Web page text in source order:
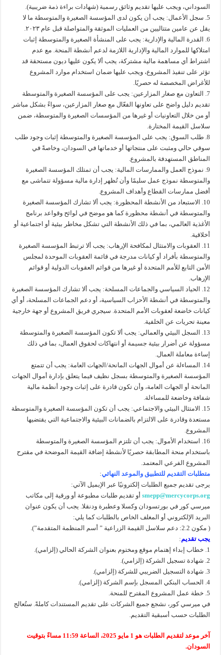
السوداني، ويجب عليها تقديم وثائق رسمية (شهادات براءة ذمة ضريبية).
5. سجل الأعمال: يجب أن يكون لدى المؤسسة الصغيرة والمتوسطة ما لا
يقل عن عامين متتاليين من العمليات الموثقة والمتواصلة قبل عام ٢٠٢٣.
6. القدرة المالية والإدارية: يجب على المنشأة الصغيرة والمتوسطة إثبات
امتلاكها للموارد المالية والإدارية اللازمة لدعم أنشطة المنحة. مع عدم
اشتراط أي مساهمة مالية مشتركة، يجب ألا يكون عليها ديون مستحقة قد
تؤثر على تنفيذ المشروع، ويجب عليها ضمان استخدام موارد المشروع
للأغراض المخصصة له حصريًا.
7. التعاون مع صغار المزارعين: يجب على المؤسسة الصغيرة والمتوسطة
تقديم دليل واضح على تعاونها الفعّال مع صغار المزارعين، سواءً بشكل مباشر
أو من خلال التعاونيات أو غيرها من المؤسسات الصغيرة والمتوسطة، ضمن
سلاسل القيمة المختارة.
8. طلب السوق: يجب على المؤسسة الصغيرة والمتوسطة إثبات وجود طلب
سوقي حالي ومثبت على منتجاتها أو خدماتها في السودان، وخاصةً في
المناطق المستهدفة بالمشروع.
9. نموذج العمل والممارسات المالية: يجب أن تمتلك المؤسسة الصغيرة
والمتوسطة نموذج عمل سليمًا وأن تُظهر إدارة مالية مسؤولة تتماشى مع
أفضل ممارسات القطاع وأهداف المشروع.
10. الاستبعاد من الأنشطة المحظورة: يجب ألا تشارك المؤسسة الصغيرة
والمتوسطة في أنشطة محظورة كما هو موضح في لوائح وقواعد برنامج
الأغذية العالمي، بما في ذلك الأنشطة التي تشكل مخاطر بيئية أو اجتماعية أو
أخلاقية.
11. العقوبات والامتثال لمكافحة الإرهاب: يجب ألا ترتبط المؤسسة الصغيرة
والمتوسطة بأفراد أو كيانات مدرجة في قائمة العقوبات الموحدة لمجلس
الأمن التابع للأمم المتحدة أو غيرها من قوائم العقوبات الدولية أو قوائم
الإرهاب.
12. الحياد السياسي والجماعات المسلحة: يجب ألا تشارك المؤسسة الصغيرة
والمتوسطة في أنشطة الأحزاب السياسية، أو دعم الجماعات المسلحة، أو أي
كيانات خاضعة لعقوبات الأمم المتحدة. سيجري فريق المشروع أو جهة خارجية
معينة تحريات عن الخلفية.
13. السجل البيئي والعمالي: يجب ألا تكون المؤسسة الصغيرة والمتوسطة
مسؤولة عن أضرار بيئية جسيمة أو انتهاكات لحقوق العمال، بما في ذلك
إساءة معاملة العمال.
14. المساءلة عن أموال الجهات المانحة/الجهات العامة: يجب أن تتمتع
المؤسسة الصغيرة والمتوسطة بسجل نظيف فيما يتعلق بإدارة أموال الجهات
المانحة أو الجهات العامة، وأن تكون قادرة على إثبات وجود أنظمة مالية
شفافة وخاضعة للمساءلة.
15. الامتثال البيئي والاجتماعي: يجب أن تكون المؤسسة الصغيرة والمتوسطة
مستعدة وقادرة على الالتزام بالضمانات البيئية والاجتماعية التي يقتضيها
المشروع.
16. استخدام الأموال: يجب أن تلتزم المؤسسة الصغيرة والمتوسطة
باستخدام منحة المطابقة حصريًا لأنشطة إضافة القيمة الموضحة في مقترح
المشروع الفرعي المعتمد.
متطلبات التقديم للتطبيق والموعد النهائي:
يرجى تقديم جميع الطلبات إلكترونيًا عبر الإيميل الآتي:
smepp@mercycorps.org أو تقديم طلبات مطبوعة أو ورقية إلى مكاتب
ميرسي كور في بورتسودان وكسلا وعطبرة ودنقلا. يجب أن يكون عنوان
البريد الإلكتروني أو المغلف الخاص بالطلبات كما يلي:
( مكون 2.2: دعم سلاسل القيمة الزراعية ” أسم المنظمة المتقدمة”).
يجب تقديم:
1. خطاب إبداء إهتمام موقع ومختوم بعنوان الشركة الحالي (إلزامي).
2. شهادة تسجيل الشركة (إلزامي).
3. شهادة التسجيل الضريبي للشركة (إلزامي).
4. الحساب البنكي المسجل بإسم الشركة (إلزامي).
5. خطة عمل المشروع المقترح للمنحة.
في ميرسي كور، نشجع جميع الشركات على تقديم المستندات كاملةً. ستُعالج
الطلبات حسب أسبقية التقديم.
آخر موعد لتقديم الطلبات هو 1 مايو 2025، الساعة 11:59 مساءً بتوقيت
السودان.